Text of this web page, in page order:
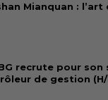
Mianquan :
recrute pour son
de gestion (H/